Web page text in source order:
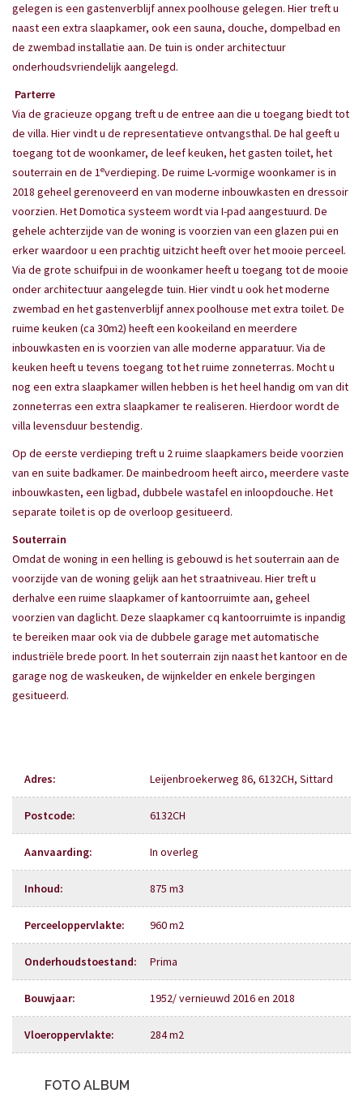
gelegen is een gastenverblijf annex poolhouse gelegen. Hier treft u
naast een extra slaapkamer, ook een sauna, douche, dompelbad en
de zwembad installatie aan. De tuin is onder architectuur
onderhoudsvriendelijk aangelegd.
Parterre
Via de gracieuze opgang treft u de entree aan die u toegang biedt tot
de villa. Hier vindt u de representatieve ontvangsthal. De hal geeft u
toegang tot de woonkamer, de leef keuken, het gasten toilet, het
souterrain en de 1everdieping. De ruime L-vormige woonkamer is in
2018 geheel gerenoveerd en van moderne inbouwkasten en dressoir
voorzien. Het Domotica systeem wordt via I-pad aangestuurd. De
gehele achterzijde van de woning is voorzien van een glazen pui en
erker waardoor u een prachtig uitzicht heeft over het mooie perceel.
Via de grote schuifpui in de woonkamer heeft u toegang tot de mooie
onder architectuur aangelegde tuin. Hier vindt u ook het moderne
zwembad en het gastenverblijf annex poolhouse met extra toilet. De
ruime keuken (ca 30m2) heeft een kookeiland en meerdere
inbouwkasten en is voorzien van alle moderne apparatuur. Via de
keuken heeft u tevens toegang tot het ruime zonneterras. Mocht u
nog een extra slaapkamer willen hebben is het heel handig om van dit
zonneterras een extra slaapkamer te realiseren. Hierdoor wordt de
villa levensduur bestendig.
Op de eerste verdieping treft u 2 ruime slaapkamers beide voorzien
van en suite badkamer. De mainbedroom heeft airco, meerdere vaste
inbouwkasten, een ligbad, dubbele wastafel en inloopdouche. Het
separate toilet is op de overloop gesitueerd.
Souterrain
Omdat de woning in een helling is gebouwd is het souterrain aan de
voorzijde van de woning gelijk aan het straatniveau. Hier treft u
derhalve een ruime slaapkamer of kantoorruimte aan, geheel
voorzien van daglicht. Deze slaapkamer cq kantoorruimte is inpandig
te bereiken maar ook via de dubbele garage met automatische
industriële brede poort. In het souterrain zijn naast het kantoor en de
garage nog de waskeuken, de wijnkelder en enkele bergingen
gesitueerd.
Adres: Leijenbroekerweg 86, 6132CH, Sittard
Postcode: 6132CH
Aanvaarding: In overleg
Inhoud: 875 m3
Perceeloppervlakte: 960 m2
Onderhoudstoestand: Prima
Bouwjaar: 1952/ vernieuwd 2016 en 2018
Vloeroppervlakte: 284 m2
FOTO ALBUM